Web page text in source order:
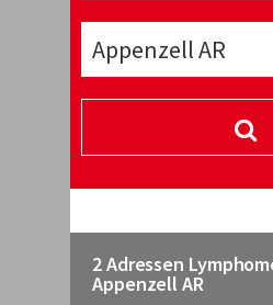
2 Adressen
Appenzell AR